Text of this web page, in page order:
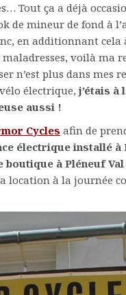
Tout ça a déjà
de mineur de fond à
en additionnant cela
voilà ma
n’est plus dans mes
électrique,j’étais à
aussi !
Cyclesafin de
électrique installé à
à Pléneuf
location à la journée